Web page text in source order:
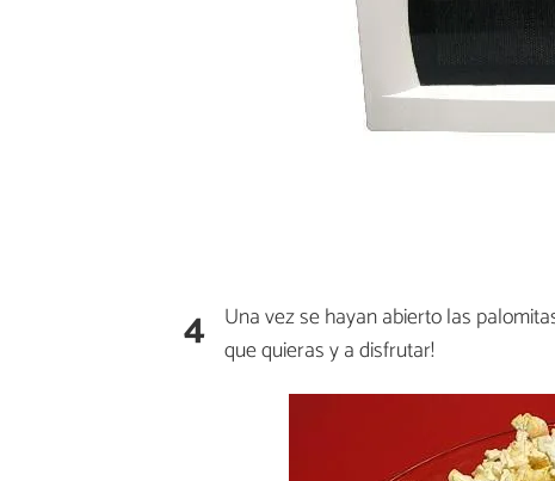
4 Una vez se hayan abierto las
que quieras y a disfrutar!